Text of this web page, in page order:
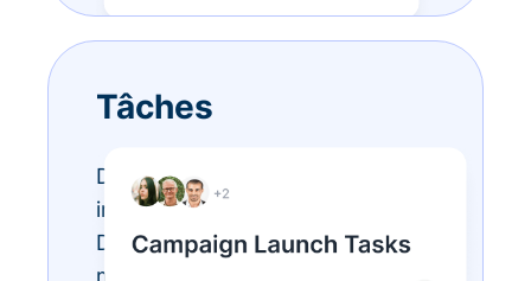
Tâches
Des listes de tâches
interminables ? Réalisez-les avec
Donorbox Tasks. Vous pouvez
maintenant organiser, prioriser et